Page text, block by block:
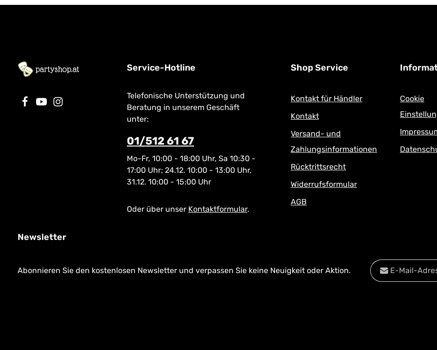
Service-Hotline
Telefonische Unterstützung und
Beratung in unserem Geschäft
unter:
01/512 61 67
Mo-Fr, 10:00 - 18:00 Uhr, Sa 10:30 -
17:00 Uhr; 24.12. 10:00 - 13:00 Uhr,
31.12. 10:00 - 15:00 Uhr
Oder über unser Kontaktformular.
Shop Service
Kontakt für Händler
Kontakt
Versand- und
Zahlungsinformationen
Rücktrittsrecht
Widerrufsformular
AGB
Cookie
Newsletter
Abonnieren Sie den kostenlosen Newsletter und verpassen Sie keine Neuigkeit oder Aktion.
E-Mail-Adresse*